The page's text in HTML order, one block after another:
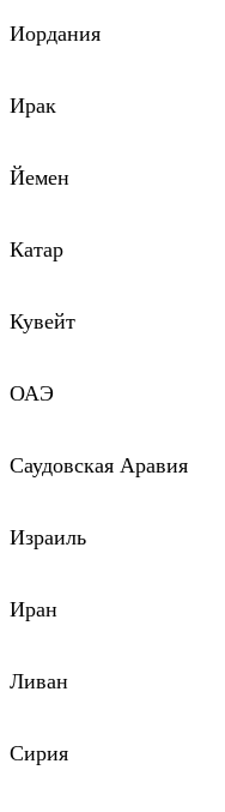
Иордания
Ирак
Йемен
Катар
Кувейт
ОАЭ
Саудовская Аравия
Израиль
Иран
Ливан
Сирия